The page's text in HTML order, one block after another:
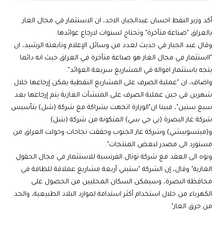
أكد وزير النفط احسان عبدالجبار، الاحد، ان الاستثمار في مجال الغاز
بالعراق "صناعة متأخرة" وتحتاج لسنوات لارجاع عوائدها.
وقال عبد الجبار في حديث لعدد من وسائل الإعلام وتابعته الرشيد، ان
"ااستثمار في مجال الغاز هو صناعة متأخرة في العراق حيث انه دائما
يتجه باستثمار امواله في المشاريع سريعة العوائد".
واضاف، ان "عملية الصرف على المشاريع النفطية يمكن إرجاعها خلال
شهرين في حين عملية الصرف على المنشآت الغازية يتم إرجاعها بعد
سبع سنين"، مبينا ان"الوزارة اتجهت بشراكة مع شركة (شل) بتأسيس
شركة غاز البصرة (بي جي سي) المتكونة من شركة (شل)
و(ميتسوبيشي) وشركة غاز الجنوب وحققت نجاحات وحولت العراق من
مستورد الى مصدر لبعض المنتجات".
ونوه الى العقد مع شركة توتال الفرنسية للاستثمار في مجال الحقول
الغازية" وقال، إن الشركة "ستبني أربعة مشاريع عملاقة للطاقة في
محافظة البصرة، وسيمكن السكان المحليين من الحصول على
الكهرباء من خلال استخدام أكثر استدامة لموارد البلاد الطبيعية، والحد
من حرق الغاز".